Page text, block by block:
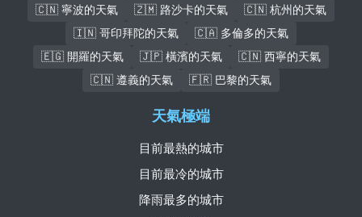
🇨🇳 寧波的天氣
🇿🇲 路沙卡的天氣
🇨🇳 杭州的天氣
🇮🇳 哥印拜陀的天氣
🇨🇦 多倫多的天氣
🇪🇬 開羅的天氣
🇯🇵 橫濱的天氣
🇨🇳 西寧的天氣
🇨🇳 遵義的天氣
🇫🇷 巴黎的天氣
天氣極端
目前最熱的城市
目前最冷的城市
降雨最多的城市